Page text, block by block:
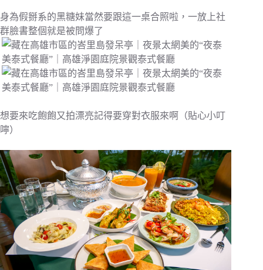
身為假掰系的黑糖妹當然要跟這一桌合照啦，一放上社
群臉書整個就是被問爆了
想要來吃飽飽又拍漂亮記得要穿對衣服來啊（貼心小叮
嚀）